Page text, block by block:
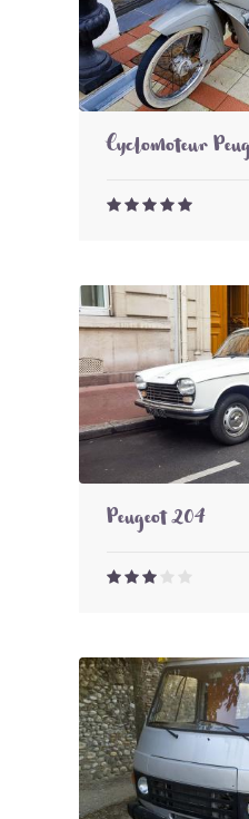
Cyclomoteur
Peugeot 204